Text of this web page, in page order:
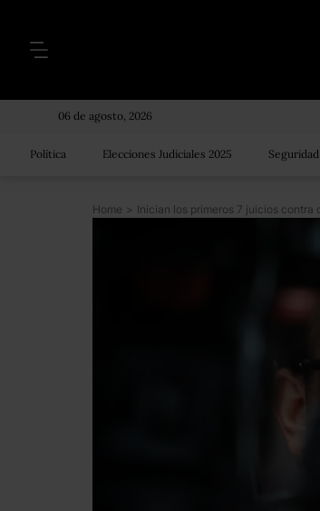
06 de agosto, 2026
Política Elecciones Judiciales 2025 Seguridad
Home >